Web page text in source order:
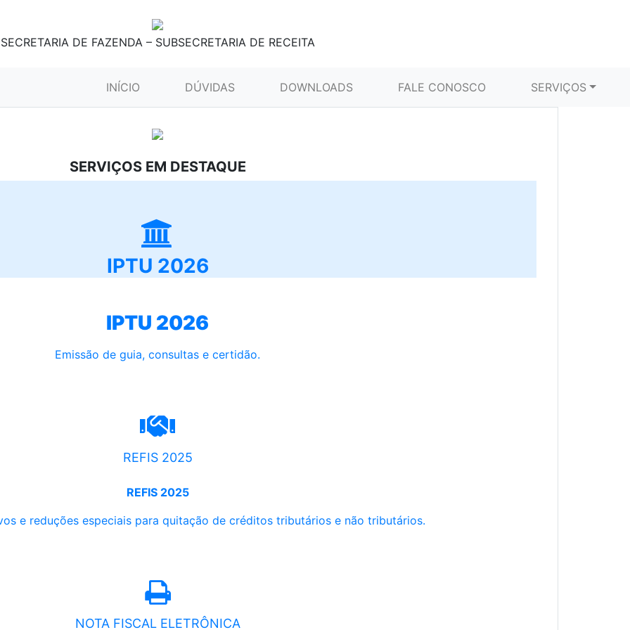
SECRETARIA DE FAZENDA – SUBSECRETARIA DE RECEITA
INÍCIO (CURRENT)DÚVIDAS DOWNLOADS FALE CONOSCO SERVIÇOS
SERVIÇOS EM DESTAQUE
IPTU 2026
IPTU 2026
Emissão de guia, consultas e certidão.
REFIS 2025
REFIS 2025
e reduções especiais para quitação de créditos tributários e não tributários.
NOTA FISCAL ELETRÔNICA